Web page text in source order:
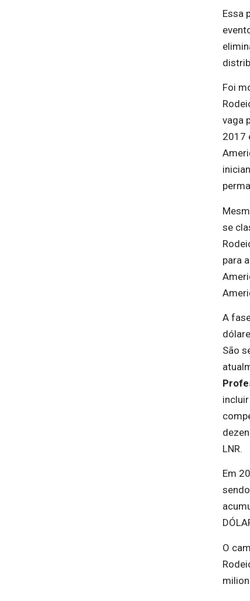
Essa
Foi
vaga
2017
se
para
A
São
LNR.
Em
O